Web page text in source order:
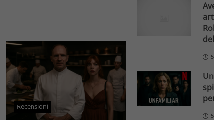
Recensioni